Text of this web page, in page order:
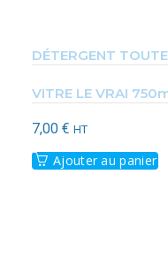
DÉTERGENT
VITRE LE VRAI
7,00 € HT
Ajouter au panier